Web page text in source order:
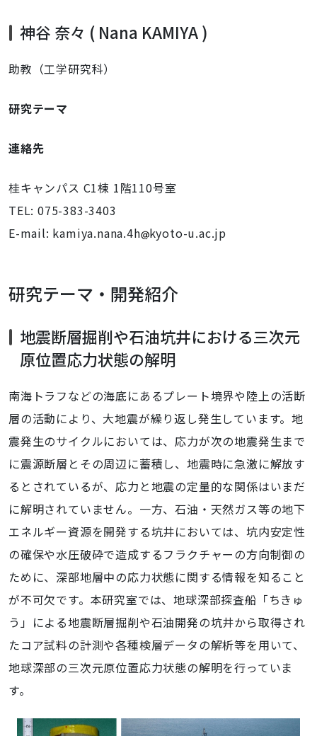
神谷 奈々 ( Nana KAMIYA)
助教（工学研究科）
研究テーマ
連絡先
桂キャンパス C1棟 1階110号室
TEL: 075-383-3403
E-mail: kamiya.nana.4h kyoto-u.ac.jp
研究テーマ・開発紹介
地震断層掘削や石油坑井における三次元
原位置応力状態の解明
南海トラフなどの海底にあるプレート境界や陸上の活断
層の活動により、大地震が繰り返し発生しています。地
震発生のサイクルにおいては、応力が次の地震発生まで
に震源断層とその周辺に蓄積し、地震時に急激に解放す
るとされているが、応力と地震の定量的な関係はいまだ
に解明されていません。一方、石油・天然ガス等の地下
エネルギー資源を開発する坑井においては、坑内安定性
の確保や水圧破砕で造成するフラクチャーの方向制御の
ために、深部地層中の応力状態に関する情報を知ること
が不可欠です。本研究室では、地球深部探査船「ちきゅ
う」による地震断層掘削や石油開発の坑井から取得され
たコア試料の計測や各種検層データの解析等を用いて、
地球深部の三次元原位置応力状態の解明を行っていま
す。